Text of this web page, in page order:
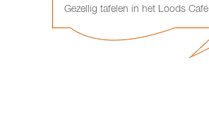
Gezellig tafelen in het Loods Café